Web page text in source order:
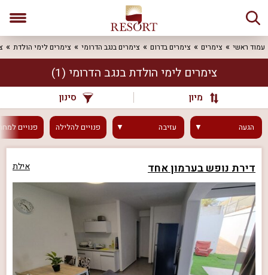
עמוד ראשי צימרים צימרים בדרום צימרים בנגב הדרומי צימרים לימי הולדת
צימרים לימי הולדת בנגב הדרומי (1)
מיון סינון
הגעה עזיבה פנוייםלהלילה פנויים
דירת נופש בערמון אחד אילת